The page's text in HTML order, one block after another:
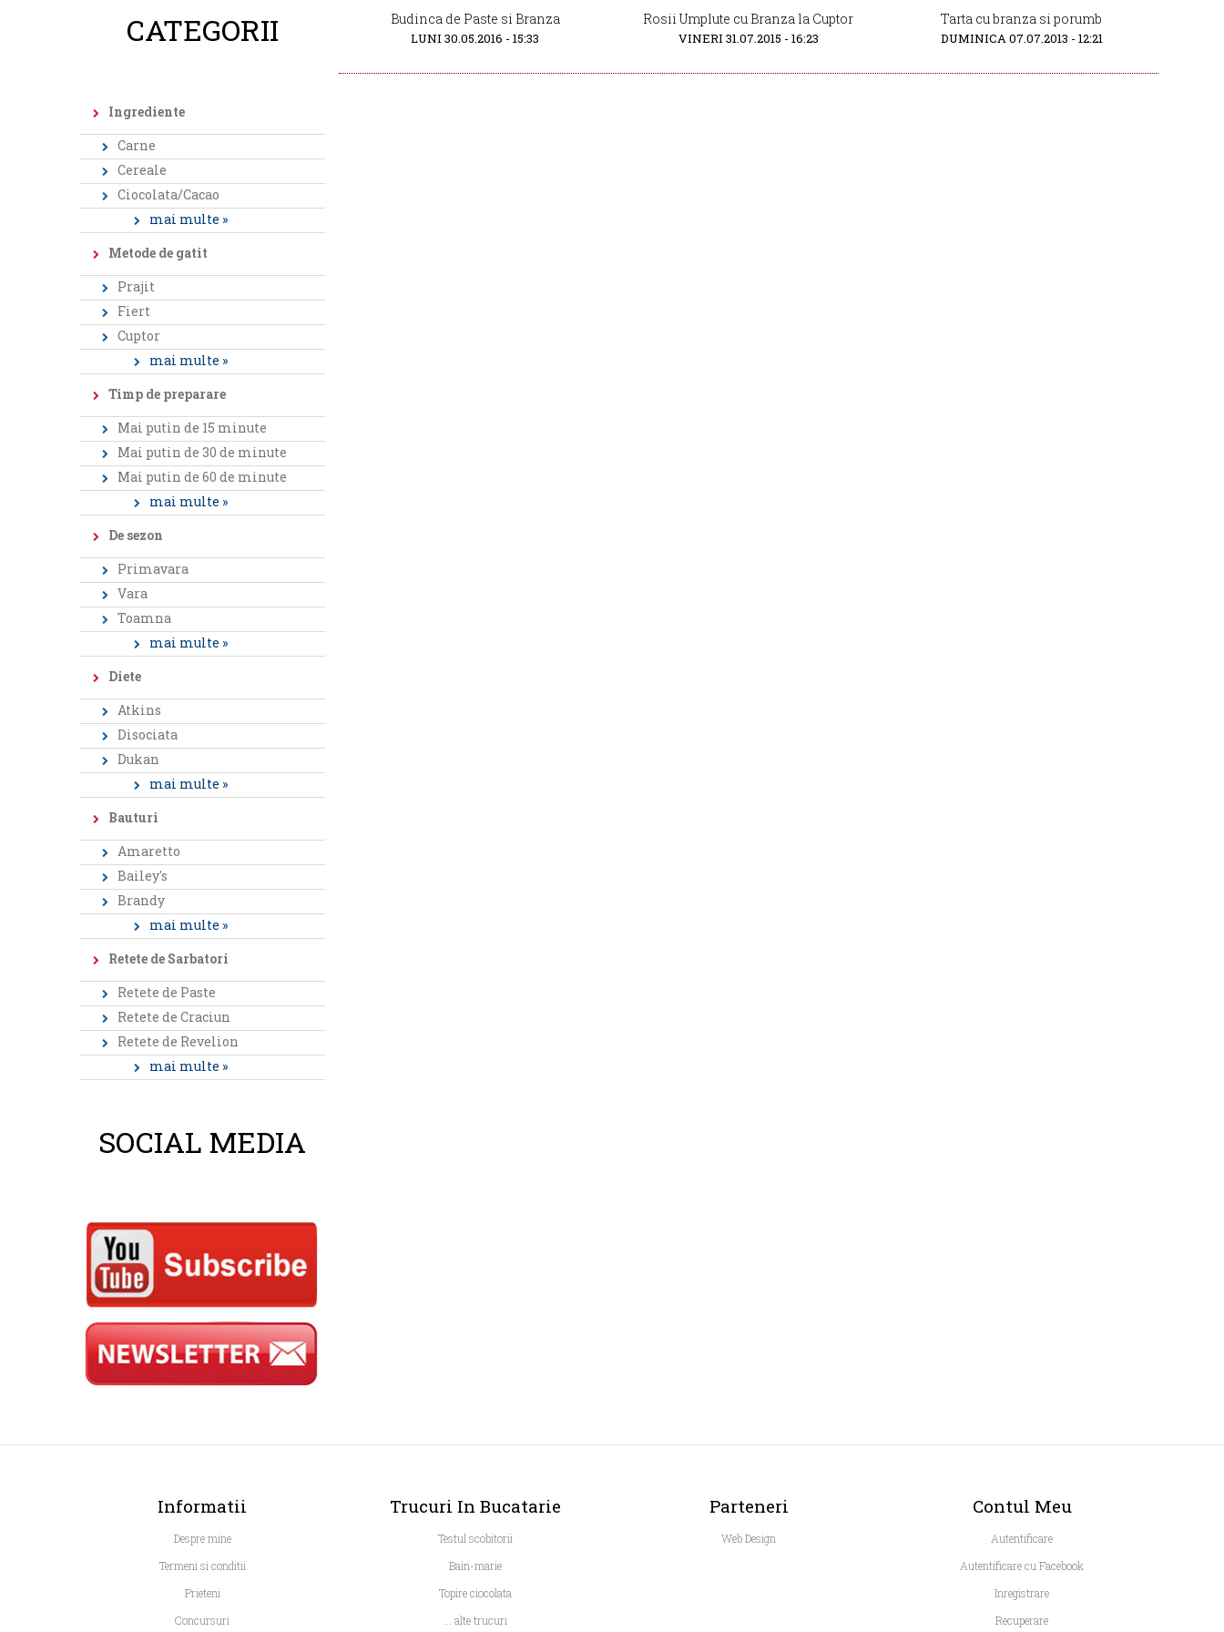
CATEGORII
Ingrediente
Carne
Cereale
Ciocolata/Cacao
mai multe »
Metode de gatit
Prajit
Fiert
Cuptor
mai multe »
Timp de preparare
Mai putin de 15 minute
Mai putin de 30 de minute
Mai putin de 60 de minute
mai multe »
De sezon
Primavara
Vara
Toamna
mai multe »
Diete
Atkins
Disociata
Dukan
mai multe »
Bauturi
Amaretto
Bailey's
Brandy
mai multe »
Retete de Sarbatori
Retete de Paste
Retete de Craciun
Retete de Revelion
mai multe »
SOCIAL MEDIA
Budinca de Paste si Branza
LUNI 30.05.2016 - 15:33
Rosii Umplute cu Branza la Cuptor
VINERI 31.07.2015 - 16:23
Tarta cu branza si porumb
DUMINICA 07.07.2013 - 12:21
Informatii
Despre mine
Termeni si conditii
Prieteni
Concursuri
Trucuri In Bucatarie
Testul scobitorii
Bain-marie
Topire ciocolata
... alte trucuri
Parteneri
Web Design
Contul Meu
Autentificare
Autentificare cu Facebook
Inregistrare
Recuperare